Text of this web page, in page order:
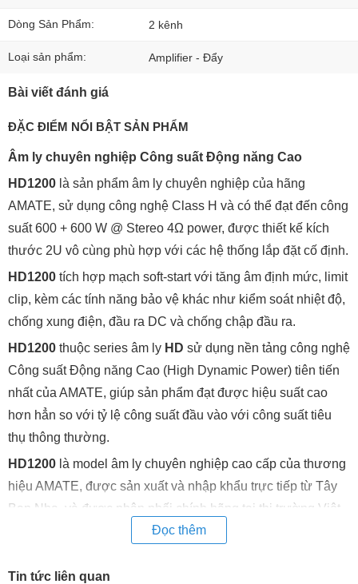
Dòng Sản Phẩm: 2 kênh
Loại sản phẩm: Amplifier - Đẩy
Bài viết đánh giá
ĐẶC ĐIỂM NỔI BẬT SẢN PHẨM
Âm ly chuyên nghiệp Công suất Động năng Cao
HD1200 là sản phẩm âm ly chuyên nghiệp của hãng
AMATE, sử dụng công nghệ Class H và có thể đạt đến công
suất 600 + 600 W @ Stereo 4Ω power, được thiết kế kích
thước 2U vô cùng phù hợp với các hệ thống lắp đặt cố định.
HD1200 tích hợp mạch soft-start với tăng âm định mức, limit
clip, kèm các tính năng bảo vệ khác như kiểm soát nhiệt độ,
chống xung điện, đầu ra DC và chống chập đầu ra.
HD1200 thuộc series âm ly HD sử dụng nền tảng công nghệ
Công suất Động năng Cao (High Dynamic Power) tiên tiến
nhất của AMATE, giúp sản phẩm đạt được hiệu suất cao
hơn hẳn so với tỷ lệ công suất đầu vào với công suất tiêu
thụ thông thường.
HD1200 là model âm ly chuyên nghiệp cao cấp của thương
hiệu AMATE, được sản xuất và nhập khẩu trực tiếp từ Tây
Ban Nha, và được phân phối chính hãng tại thị trường Việt
Nam bởi PRO-Sound Việt Nam.
Đọc thêm
Tin tức liên quan